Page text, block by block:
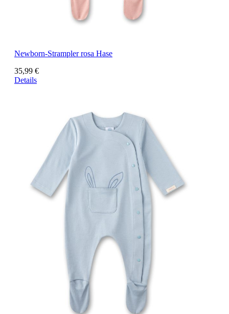
Newborn-Strampler rosa Hase
35,99 €
Details